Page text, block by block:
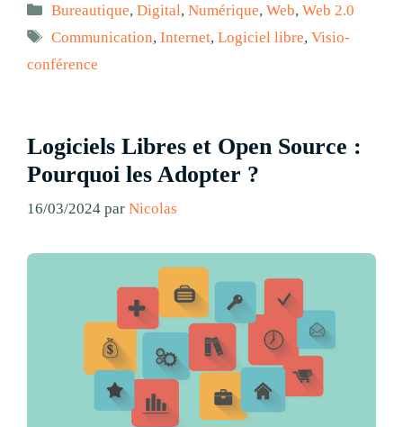
Catégories
Bureautique,Digital,Numérique,Web,Web 2.0
Étiquettes
Communication,Internet,Logiciel libre,Visio-
conférence
Logiciels Libres et Open Source :
Pourquoi les Adopter ?
16/03/2024 par Nicolas